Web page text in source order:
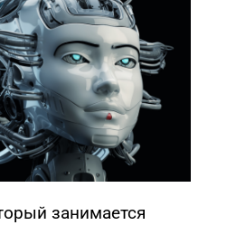
занимается